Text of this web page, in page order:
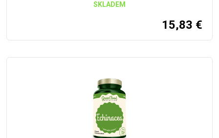
SKLADEM
15,83 €